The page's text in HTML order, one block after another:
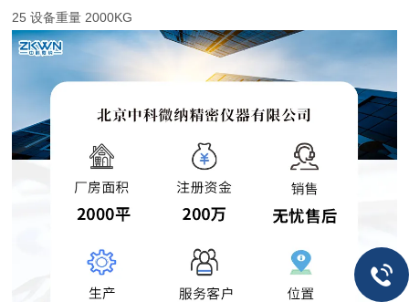
25 设备重量 2000KG